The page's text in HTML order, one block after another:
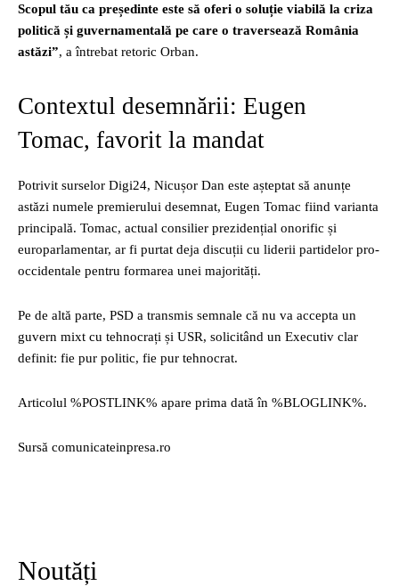
Scopul tău ca președinte este să oferi o soluție viabilă la criza
politică și guvernamentală pe care o traversează România
astăzi”, a întrebat retoric Orban.
Contextul desemnării: Eugen
Tomac, favorit la mandat
Potrivit surselor Digi24, Nicușor Dan este așteptat să anunțe
astăzi numele premierului desemnat, Eugen Tomac fiind varianta
principală. Tomac, actual consilier prezidențial onorific și
europarlamentar, ar fi purtat deja discuții cu liderii partidelor pro-
occidentale pentru formarea unei majorități.
Pe de altă parte, PSD a transmis semnale că nu va accepta un
guvern mixt cu tehnocrați și USR, solicitând un Executiv clar
definit: fie pur politic, fie pur tehnocrat.
Articolul %POSTLINK% apare prima dată în %BLOGLINK%.
Sursă comunicateinpresa.ro
Noutăți